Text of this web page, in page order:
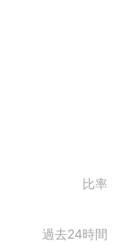
比率
過去24時間